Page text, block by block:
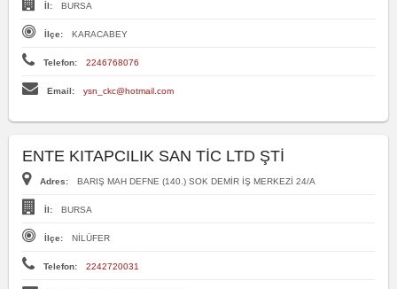
İl: BURSA
İlçe: KARACABEY
Telefon: 2246768076
Email: ysn_ckc@hotmail.com
ENTE KITAPCILIK SAN TİC LTD ŞTİ
Adres: BARIŞ MAH DEFNE (140.) SOK DEMİR İŞ MERKEZİ 24/A
İl: BURSA
İlçe: NİLÜFER
Telefon: 2242720031